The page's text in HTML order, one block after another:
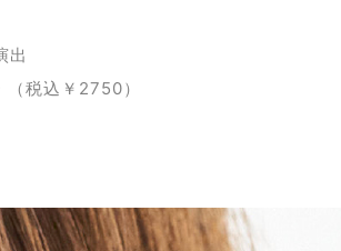
出
税込￥2750）